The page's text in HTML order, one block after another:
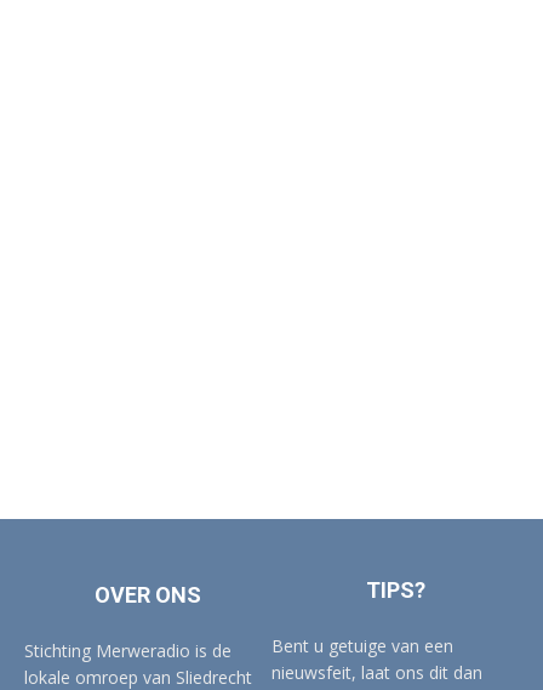
OVER ONS
Stichting Merweradio is de
lokale omroep van Sliedrecht
TIPS?
Bent u getuige van een
nieuwsfeit, laat ons dit dan